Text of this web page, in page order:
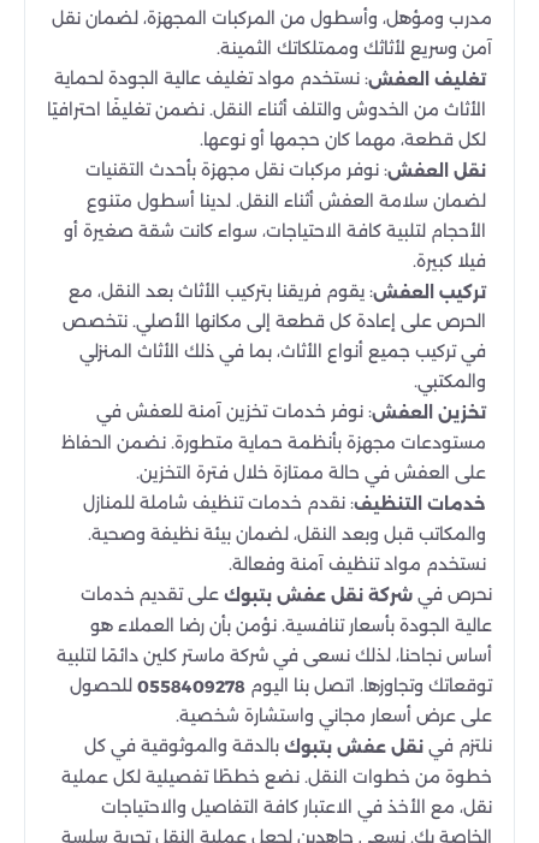
مدرب ومؤهل، وأسطول من المركبات المجهزة، لضمان نقل
آمن وسريع لأثاثك وممتلكاتك الثمينة.
تغليف العفش: نستخدم مواد تغليف عالية الجودة لحماية
الأثاث من الخدوش والتلف أثناء النقل. نضمن تغليفًا احترافيًا
لكل قطعة، مهما كان حجمها أو نوعها.
نقل العفش: نوفر مركبات نقل مجهزة بأحدث التقنيات
لضمان سلامة العفش أثناء النقل. لدينا أسطول متنوع
الأحجام لتلبية كافة الاحتياجات، سواء كانت شقة صغيرة أو
فيلا كبيرة.
تركيب العفش: يقوم فريقنا بتركيب الأثاث بعد النقل، مع
الحرص على إعادة كل قطعة إلى مكانها الأصلي. نتخصص
في تركيب جميع أنواع الأثاث، بما في ذلك الأثاث المنزلي
والمكتبي.
تخزين العفش: نوفر خدمات تخزين آمنة للعفش في
مستودعات مجهزة بأنظمة حماية متطورة. نضمن الحفاظ
على العفش في حالة ممتازة خلال فترة التخزين.
خدمات التنظيف: نقدم خدمات تنظيف شاملة للمنازل
والمكاتب قبل وبعد النقل، لضمان بيئة نظيفة وصحية.
نستخدم مواد تنظيف آمنة وفعالة.
نحرص في شركة نقل عفش بتبوك على تقديم خدمات
عالية الجودة بأسعار تنافسية. نؤمن بأن رضا العملاء هو
أساس نجاحنا، لذلك نسعى في شركة ماستر كلين دائمًا لتلبية
توقعاتك وتجاوزها. اتصل بنا اليوم 0558409278 للحصول
على عرض أسعار مجاني واستشارة شخصية.
نلتزم في نقل عفش بتبوك بالدقة والموثوقية في كل
خطوة من خطوات النقل. نضع خططًا تفصيلية لكل عملية
نقل، مع الأخذ في الاعتبار كافة التفاصيل والاحتياجات
الخاصة بك. نسعى جاهدين لجعل عملية النقل تجربة سلسة